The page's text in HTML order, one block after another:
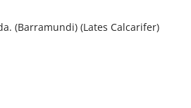
(Barramundi) (Lates Calcarifer)